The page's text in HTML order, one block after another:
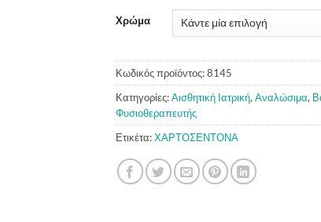
Χρώμα
Κωδικός προϊόντος:8145
Κατηγορίες:Αισθητική Ιατρική, Αναλώσιμα,
Φυσιοθεραπευτής
Ετικέτα:ΧΑΡΤΟΣΕΝΤΟΝΑ